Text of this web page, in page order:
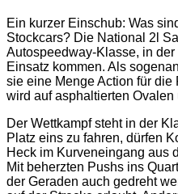
Ein kurzer Einschub: Was
Stockcars? Die National 2l
Autospeedway-Klasse, in
Einsatz kommen. Als
sie eine Menge Action für die
wird auf asphaltierten Ovalen
Der Wettkampf steht in der
Platz eins zu fahren, dürfen
Heck im Kurveneingang aus
Mit beherzten Pushs ins
der Geraden auch gedreht